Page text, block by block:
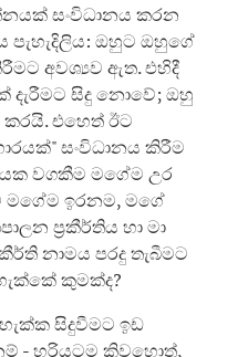
සංවිධානය කරන
පැහැදිලිය: ඔහුට ඔහුගේ
අවශ්‍යව ඇත. එහිදී
දැරීමට සිදු නොවේ; ඔහු
කරයි. එහෙත් ඊට
සංවිධානය කිරීම
වගකීම මගේම උර
මගේම ඉරනම, මගේ
ප්‍රකීර්තිය හා මා
නාමය පරදු තැබීමට
කුමක්ද?
සිදුවීමට ඉඩ
- හරියටම කිවහොත්,